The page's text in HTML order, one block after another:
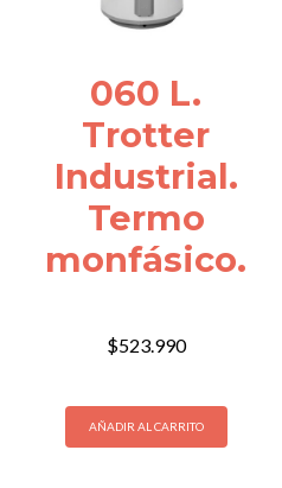
060 L.
Trotter
Industrial.
Termo
monfásico.
$523.990
AÑADIR AL CARRITO